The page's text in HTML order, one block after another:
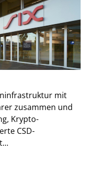
mit
zusammen und
Krypto-
CSD-